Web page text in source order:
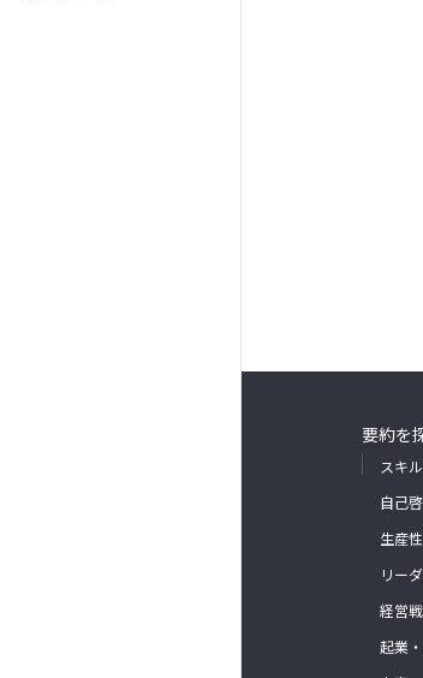
要約を
スキ
自己
生産
リー
経営
起業